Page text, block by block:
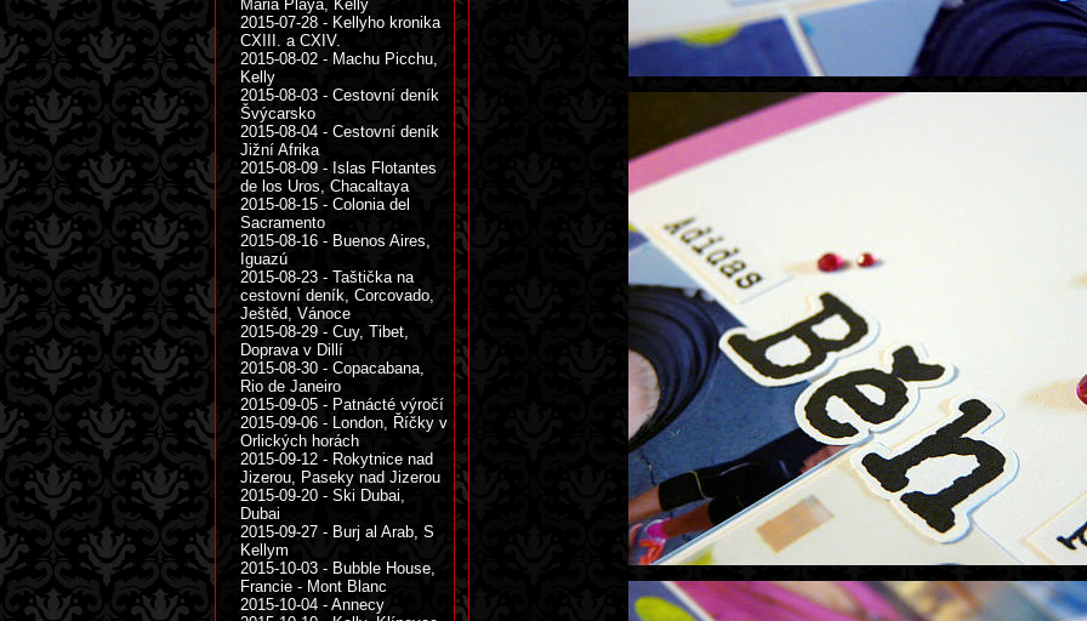
Maria Playa, Kelly
2015-07-28 - Kellyho kronika
CXIII. a CXIV.
2015-08-02 - Machu Picchu,
Kelly
2015-08-03 - Cestovní deník
Švýcarsko
2015-08-04 - Cestovní deník
Jižní Afrika
2015-08-09 - Islas Flotantes
de los Uros, Chacaltaya
2015-08-15 - Colonia del
Sacramento
2015-08-16 - Buenos Aires,
Iguazú
2015-08-23 - Taštička na
cestovní deník, Corcovado,
Ještěd, Vánoce
2015-08-29 - Cuy, Tibet,
Doprava v Dillí
2015-08-30 - Copacabana,
Rio de Janeiro
2015-09-05 - Patnácté výročí
2015-09-06 - London, Říčky v
Orlických horách
2015-09-12 - Rokytnice nad
Jizerou, Paseky nad Jizerou
2015-09-20 - Ski Dubai,
Dubai
2015-09-27 - Burj al Arab, S
Kellym
2015-10-03 - Bubble House,
Francie - Mont Blanc
2015-10-04 - Annecy